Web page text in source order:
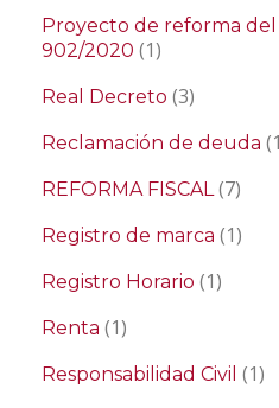
Proyecto de reforma
902/2020 (1)
Real Decreto (3)
Reclamación de deuda
REFORMA FISCAL(7)
Registro de marca (1)
Registro Horario (1)
Renta (1)
Responsabilidad Civil (1)